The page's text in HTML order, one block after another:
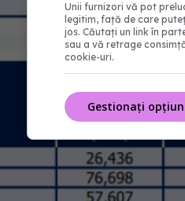
Unii furnizori vă pot
legitim, față de care
jos. Căutați un link în
sau a vă retrage
cookie-uri.
Gestionați